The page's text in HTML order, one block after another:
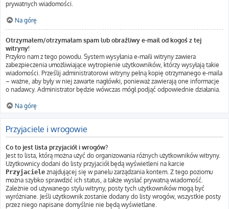
prywatnych wiadomości.
Na górę
Otrzymałem/otrzymałam spam lub obraźliwy e-mail od kogoś z tej
witryny!
Przykro nam z tego powodu. System wysyłania e-maili witryny zawiera
zabezpieczenia umożliwiające wytropienie użytkowników, którzy wysyłają takie
wiadomości. Prześlij administratorowi witryny pełną kopię otrzymanego e-maila
– ważne, aby były w niej zawarte nagłówki, ponieważ zawierają one informacje
o nadawcy. Administrator będzie wówczas mógł podjąć odpowiednie działania.
Na górę
Przyjaciele i wrogowie
Co to jest lista przyjaciół i wrogów?
Jest to lista, którą można użyć do organizowania różnych użytkowników witryny.
Użytkownicy dodani do listy przyjaciół będą wyświetleni na karcie
Przyjaciele znajdującej się w panelu zarządzania kontem. Z tego poziomu
można szybko sprawdzić ich status, a także wysłać prywatną wiadomość.
Zależnie od używanego stylu witryny, posty tych użytkowników mogą być
wyróżniane. Jeśli użytkownik zostanie dodany do listy wrogów, wszystkie posty
przez niego napisane domyślnie nie będą wyświetlane.